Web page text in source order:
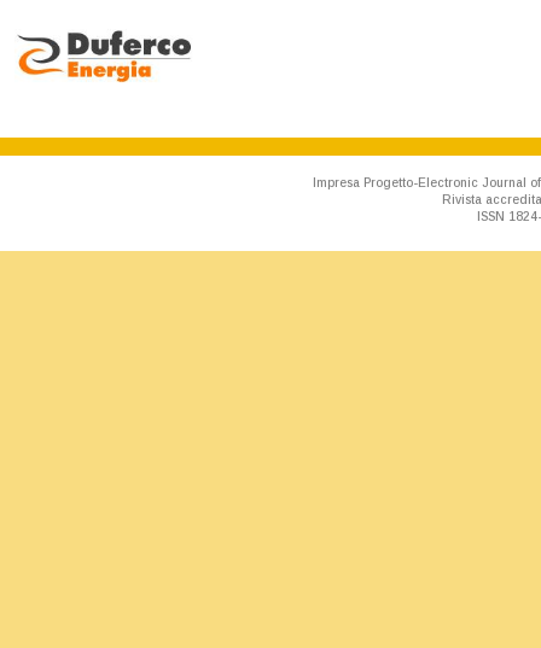
Impresa Progetto-Electronic Journal
Rivista
ISSN